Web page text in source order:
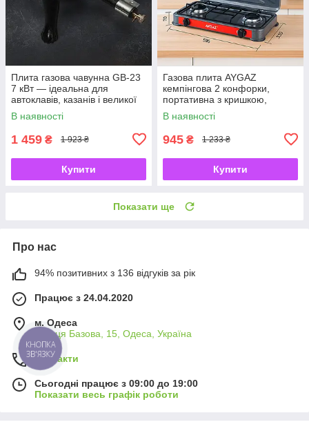
Плита газова чавунна GB-23
7 кВт — ідеальна для
автоклавів, казанів і великої
кухні
В наявності
1 459 ₴ 1 923 ₴
Купити
Газова плита AYGAZ
кемпінгова 2 конфорки,
портативна з кришкою,
емальований корпус, для
балонного газу
В наявності
945 ₴ 1 233 ₴
Купити
Показати ще
Про нас
94% позитивних з 136 відгуків за рік
Працює з 24.04.2020
м. Одеса
вулиця Базова, 15, Одеса, Україна
Контакти
Сьогодні працює з 09:00 до 19:00
Показати весь графік роботи
КНОПКА
ЗВ'ЯЗКУ